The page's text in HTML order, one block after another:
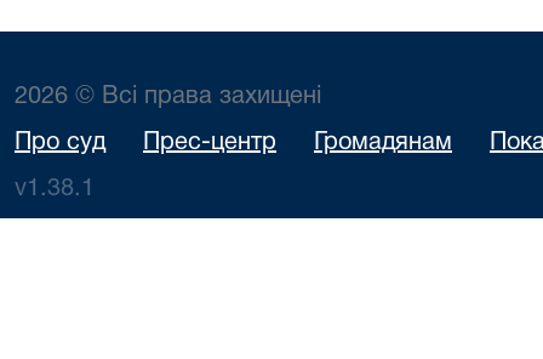
2026 © Всі права захищені
Про суд Прес-центр Громадянам
v1.38.1